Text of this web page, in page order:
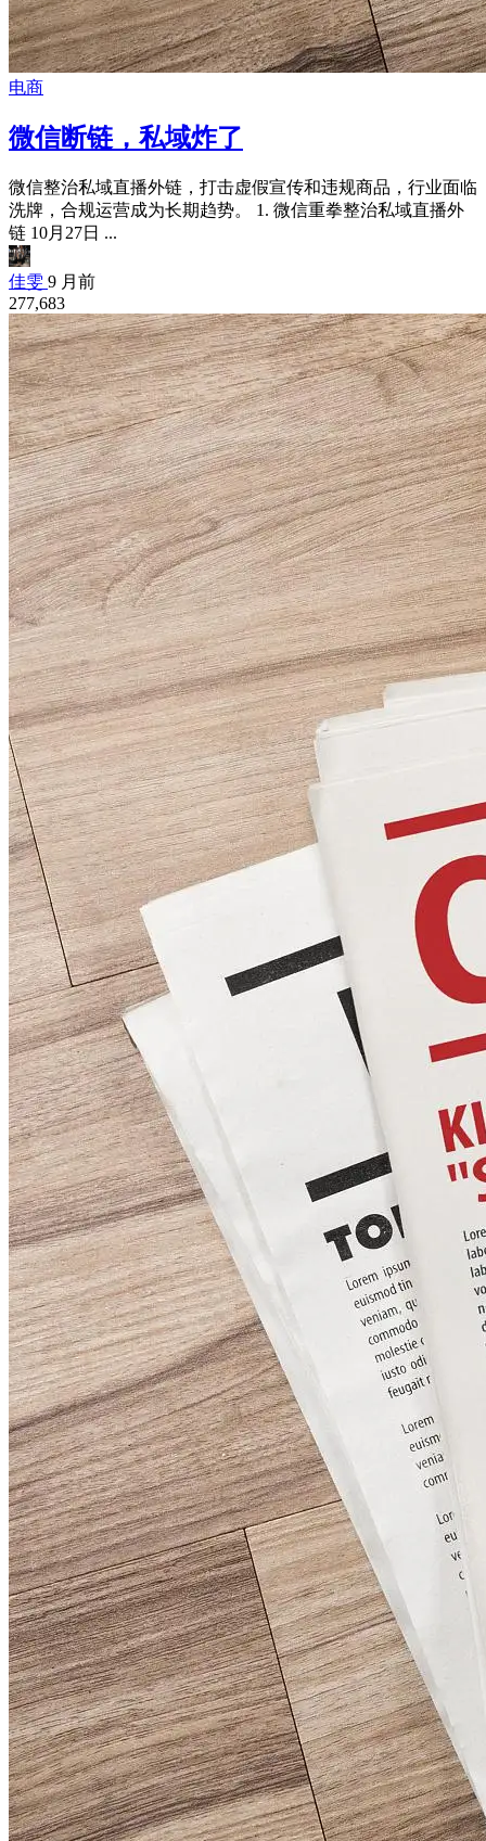
电商
微信断链，私域炸了
微信整治私域直播外链，打击虚假宣传和违规商品，行业面临
洗牌，合规运营成为长期趋势。 1. 微信重拳整治私域直播外
链 10月27日 ...
佳雯 9 月前
277,683